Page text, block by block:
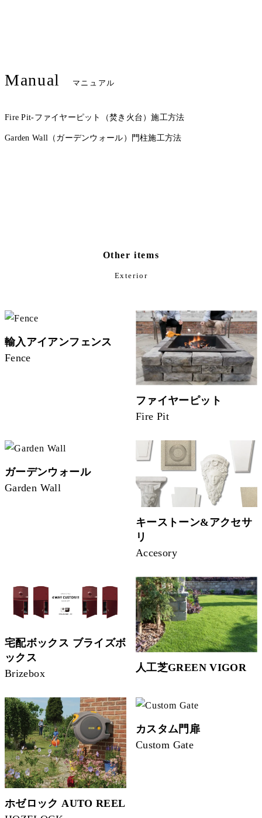
Manual マニュアル
Fire Pit-ファイヤーピット（焚き火台）施工方法
Garden Wall（ガーデンウォール）門柱施工方法
Other items
Exterior
輸入アイアンフェンス
Fence
ファイヤーピット
Fire Pit
ガーデンウォール
Garden Wall
キーストーン&アクセサ
リ
Accesory
宅配ボックス ブライズボ
ックス
Brizebox
人工芝GREEN VIGOR
ホゼロック AUTO REEL
カスタム門扉
Custom Gate